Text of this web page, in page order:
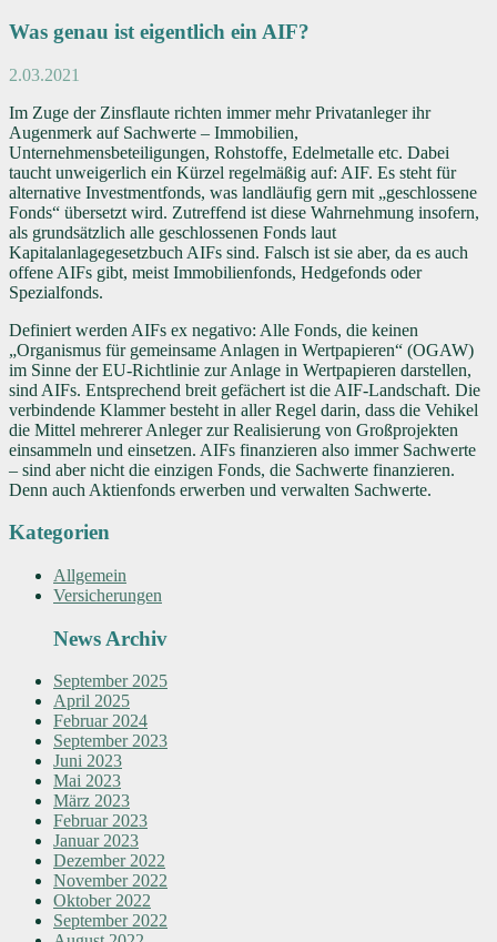
Was genau ist eigentlich ein AIF?
2.03.2021
Im Zuge der Zinsflaute richten immer mehr Privatanleger ihr
Augenmerk auf Sachwerte – Immobilien,
Unternehmensbeteiligungen, Rohstoffe, Edelmetalle etc. Dabei
taucht unweigerlich ein Kürzel regelmäßig auf: AIF. Es steht für
alternative Investmentfonds, was landläufig gern mit „geschlossene
Fonds“ übersetzt wird. Zutreffend ist diese Wahrnehmung insofern,
als grundsätzlich alle geschlossenen Fonds laut
Kapitalanlagegesetzbuch AIFs sind. Falsch ist sie aber, da es auch
offene AIFs gibt, meist Immobilienfonds, Hedgefonds oder
Spezialfonds.
Definiert werden AIFs ex negativo: Alle Fonds, die keinen
„Organismus für gemeinsame Anlagen in Wertpapieren“ (OGAW)
im Sinne der EU-Richtlinie zur Anlage in Wertpapieren darstellen,
sind AIFs. Entsprechend breit gefächert ist die AIF-Landschaft. Die
verbindende Klammer besteht in aller Regel darin, dass die Vehikel
die Mittel mehrerer Anleger zur Realisierung von Großprojekten
einsammeln und einsetzen. AIFs finanzieren also immer Sachwerte
– sind aber nicht die einzigen Fonds, die Sachwerte finanzieren.
Denn auch Aktienfonds erwerben und verwalten Sachwerte.
Kategorien
Allgemein
Versicherungen
News Archiv
September 2025
April 2025
Februar 2024
September 2023
Juni 2023
Mai 2023
März 2023
Februar 2023
Januar 2023
Dezember 2022
November 2022
Oktober 2022
September 2022